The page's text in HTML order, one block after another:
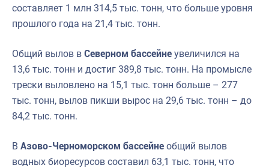
составляет 1 млн 314,5 тыс. тонн, что больше уровня
прошлого года на 21,4 тыс. тонн.
Общий вылов в Северном бассейне увеличился на
13,6 тыс. тонн и достиг 389,8 тыс. тонн. На промысле
трески выловлено на 15,1 тыс. тонн больше – 277
тыс. тонн, вылов пикши вырос на 29,6 тыс. тонн – до
84,2 тыс. тонн.
В Азово-Черноморском бассейне общий вылов
водных биоресурсов составил 63,1 тыс. тонн, что